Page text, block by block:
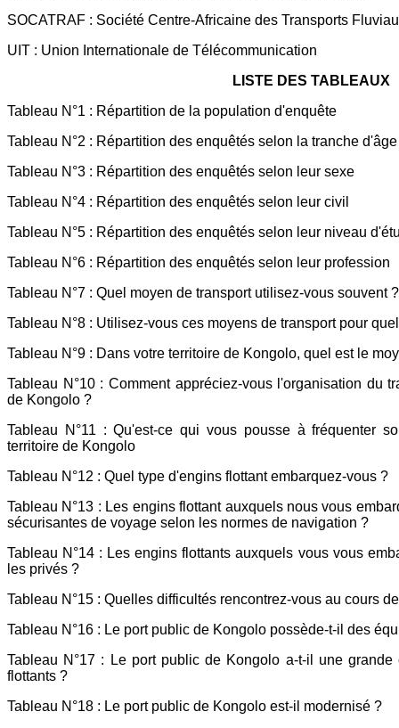
SOCATRAF : Société Centre-Africaine des Transports
UIT : Union Internationale de Télécommunication
LISTE DES TABLEAUX
Tableau N°1 : Répartition de la population d'enquête
Tableau N°2 : Répartition des enquêtés selon la tranche d'âge
Tableau N°3 : Répartition des enquêtés selon leur sexe
Tableau N°4 : Répartition des enquêtés selon leur civil
Tableau N°5 : Répartition des enquêtés selon leur niveau
Tableau N°6 : Répartition des enquêtés selon leur profession
Tableau N°7 : Quel moyen de transport utilisez-vous souvent ?
Tableau N°8 : Utilisez-vous ces moyens de transport pour
Tableau N°9 : Dans votre territoire de Kongolo, quel est le
Tableau N°10 : Comment appréciez-vous l'organisation du
de Kongolo ?
Tableau N°11 : Qu'est-ce qui vous pousse à fréquenter
territoire de Kongolo
Tableau N°12 : Quel type d'engins flottant embarquez-vous ?
Tableau N°13 : Les engins flottant auxquels nous vous
sécurisantes de voyage selon les normes de navigation ?
Tableau N°14 : Les engins flottants auxquels vous vous
les privés ?
Tableau N°15 : Quelles difficultés rencontrez-vous au cours
Tableau N°16 : Le port public de Kongolo possède-t-il des
Tableau N°17 : Le port public de Kongolo a-t-il une
flottants ?
Tableau N°18 : Le port public de Kongolo est-il modernisé ?